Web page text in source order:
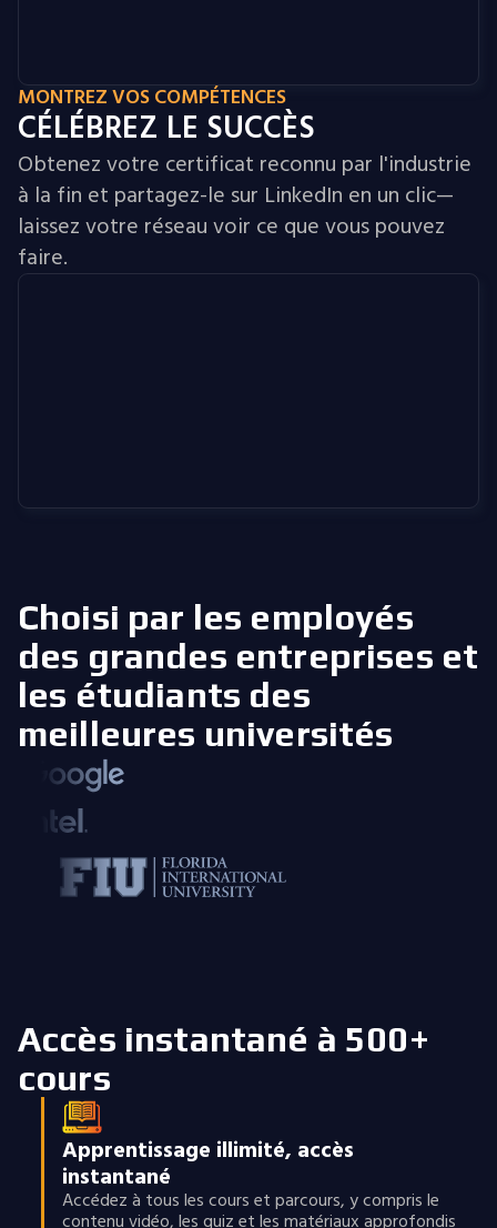
MONTREZ VOS COMPÉTENCES
CÉLÉBREZ LE SUCCÈS
Obtenez votre certificat reconnu par l'industrie
à la fin et partagez-le sur LinkedIn en un clic—
laissez votre réseau voir ce que vous pouvez
faire.
Choisi par les employés
des grandes entreprises et
les étudiants des
meilleures universités
Accès instantané à 500+
cours
Apprentissage illimité, accès
instantané
Accédez à tous les cours et parcours, y compris le
contenu vidéo, les quiz et les matériaux approfondis